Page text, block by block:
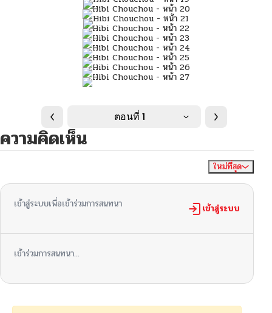
ตอนที่ 1
ความคิดเห็น
ใหม่ที่สุด
เข้าสู่ระบบเพื่อเข้าร่วมการสนทนา เข้าสู่ระบบ
เข้าร่วมการสนทนา...